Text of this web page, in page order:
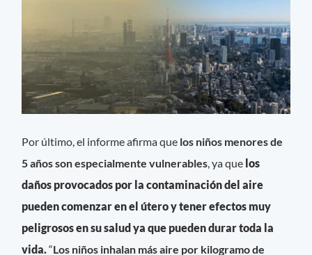
Por último, el informe afirma que los niños menores de
5 años son especialmente vulnerables, ya que los
daños provocados por la contaminación del aire
pueden comenzar en el útero y tener efectos muy
peligrosos en su salud ya que pueden durar toda la
vida.“Los niños inhalan más aire por kilogramo de